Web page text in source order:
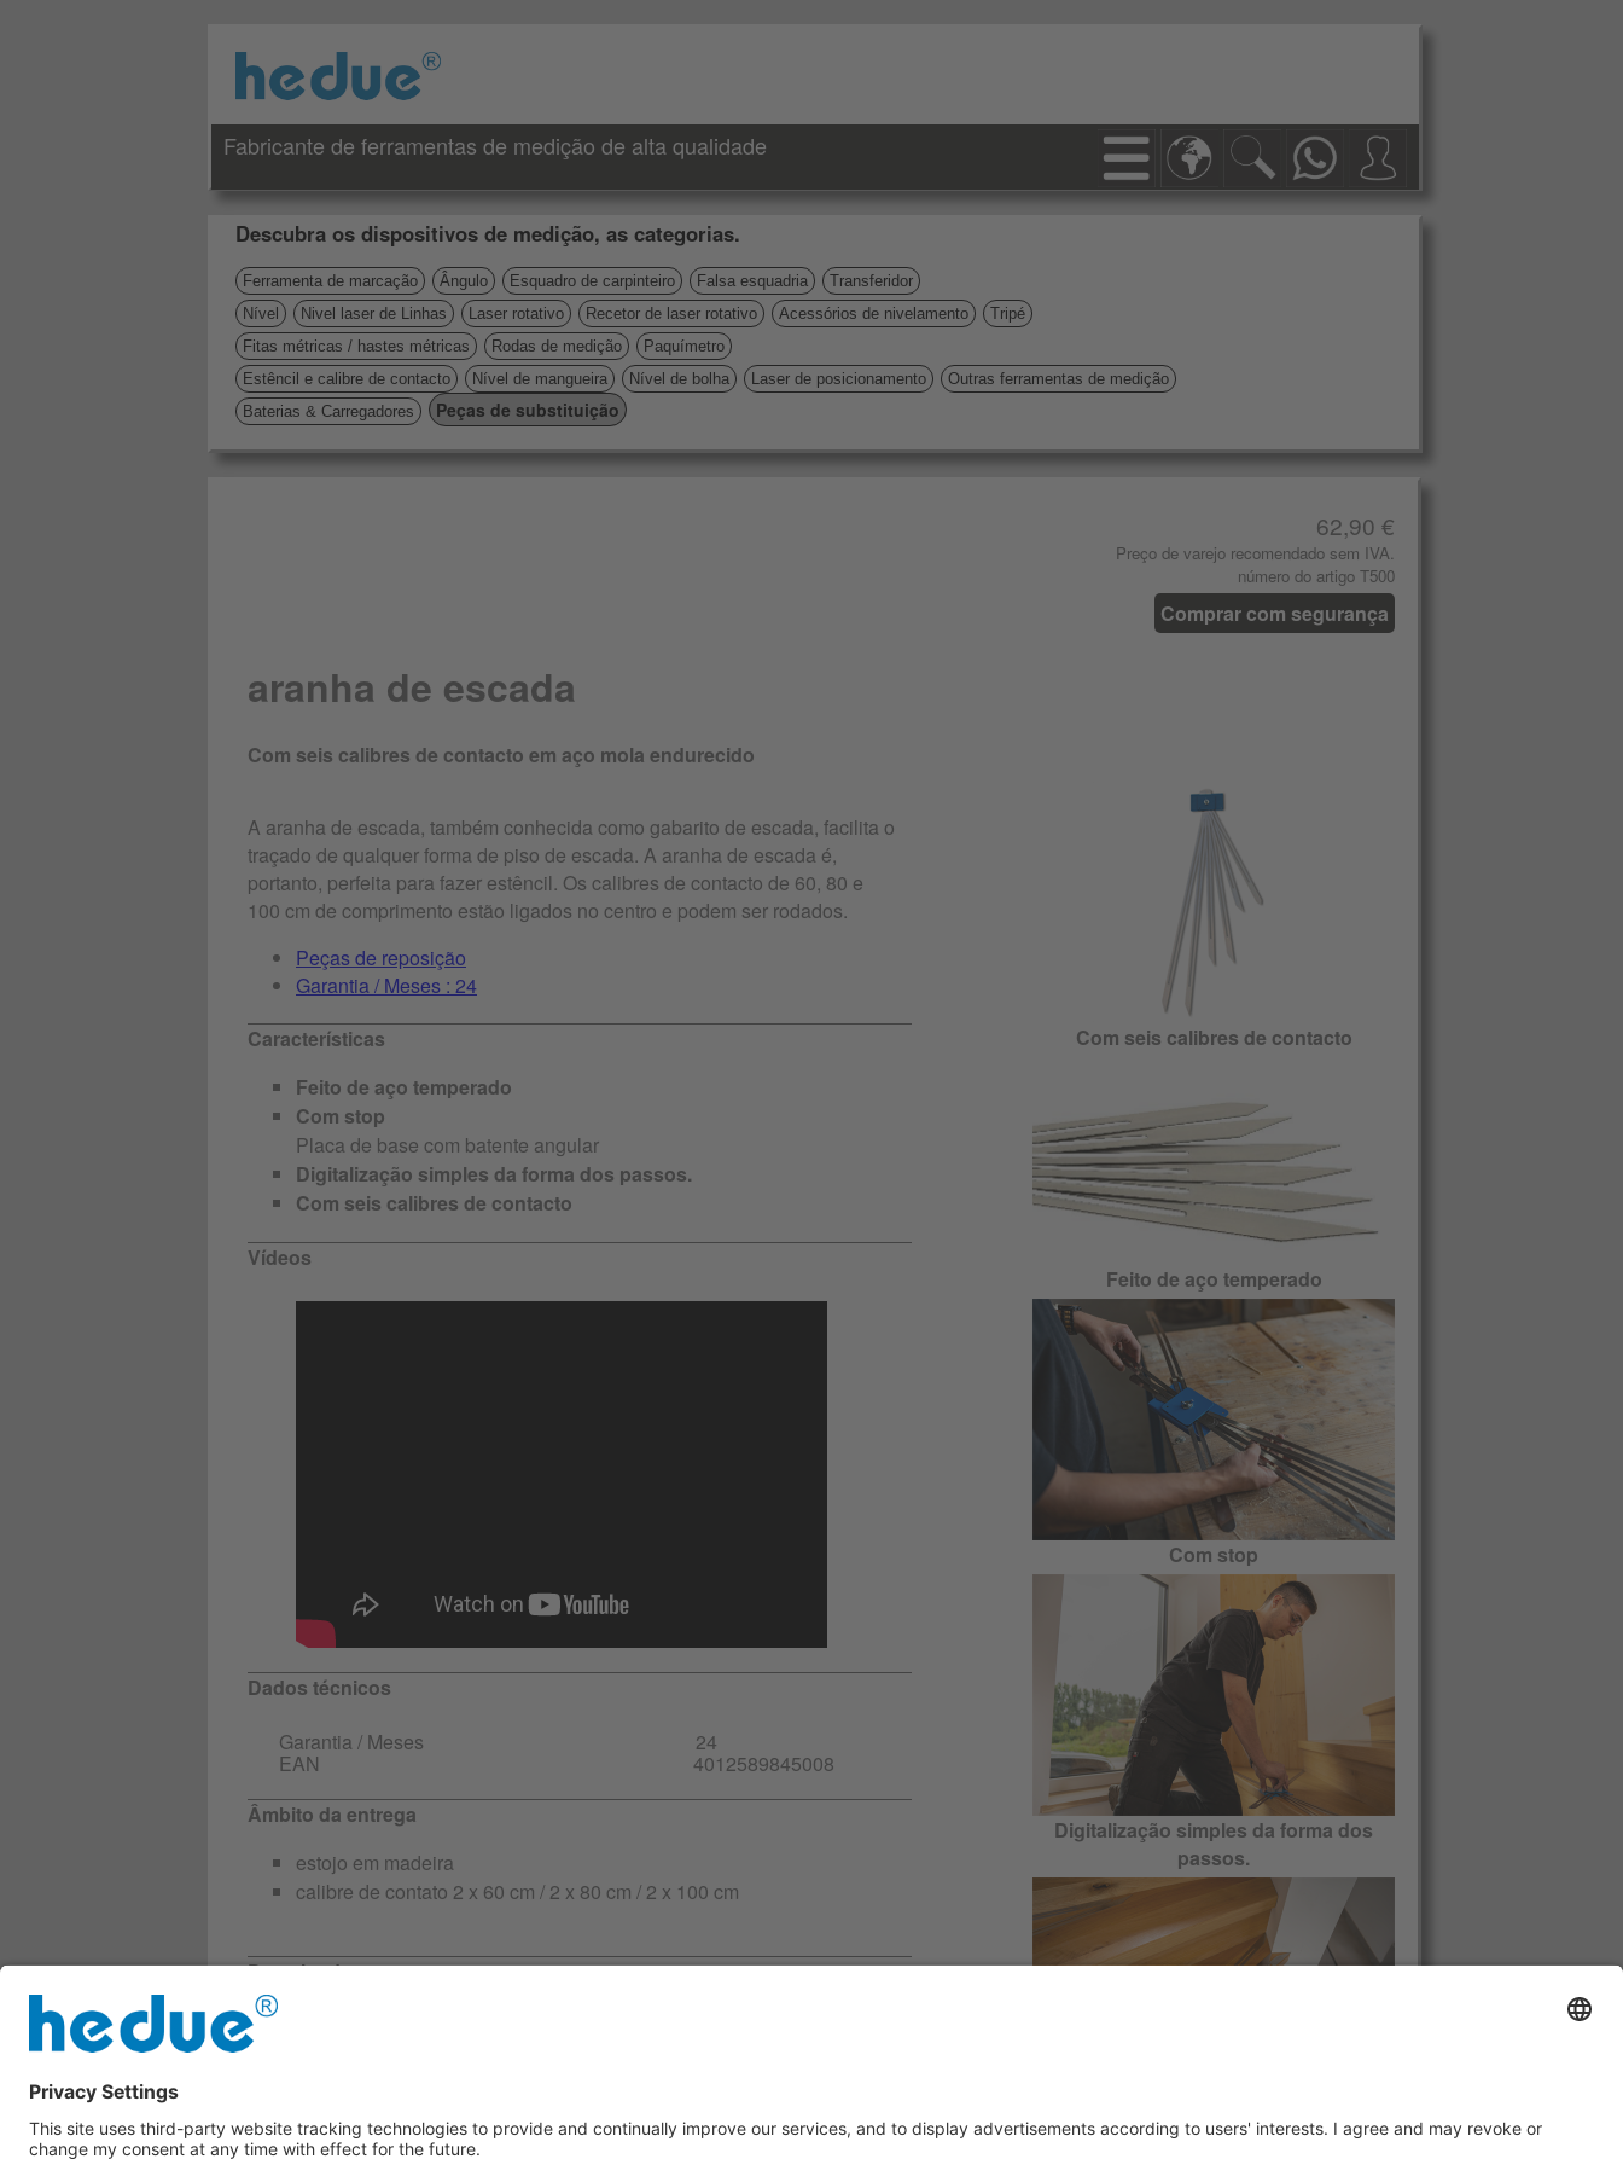
Fabricante de ferramentas de medição de alta qualidade
Descubra os dispositivos de medição, as categorias.
Ferramenta de marcação Ângulo Esquadro de carpinteiro Falsa esquadria
Transferidor
Nível
Nivel laser de Linhas Laser rotativo Recetor de laser rotativo Acessórios de nivelamento
Tripé
Fitas métricas / hastes métricas
Rodas de medição
Paquímetro
Estêncil e calibre de contacto
Nível de mangueira Nível de bolha Laser de posicionamento
Outras ferramentas de medição
Baterias & Carregadores
Peças de substituição
62,90 €
Preço de varejo recomendado sem IVA.
número do artigo T500
Comprar com segurança
aranha de escada
Com seis calibres de contacto em aço mola endurecido
A aranha de escada, também conhecida como gabarito de escada, facilita o
traçado de qualquer forma de piso de escada. A aranha de escada é,
portanto, perfeita para fazer estêncil. Os calibres de contacto de 60, 80 e
100 cm de comprimento estão ligados no centro e podem ser rodados.
Peças de reposição
Garantia / Meses : 24
Características
Feito de aço temperado
Com stop
Placa de base com batente angular
Digitalização simples da forma dos passos.
Com seis calibres de contacto
Vídeos
Dados técnicos
Garantia / Meses
24
EAN
4012589845008
Âmbito da entrega
estojo em madeira
calibre de contato 2 x 60 cm / 2 x 80 cm / 2 x 100 cm
Downloads
T500_compliance_pt.pdf
Com seis calibres de contacto
Feito de aço temperado
Com stop
Digitalização simples da forma dos
passos.
Com seis calibres de contacto